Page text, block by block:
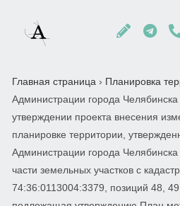
Главная страница › Планировка
Администрации города
утверждении проекта внесения
планировке территории,
Администрации города
части земельных участков с
74:36:0113004:3379, позиций 48,